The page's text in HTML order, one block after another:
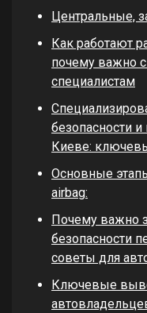
Центральные,
Как работают
почему важно
специалистам
безопасности
Киеве:
Основные
airbag:
Почему важно
безопасности
советы для
Ключевые